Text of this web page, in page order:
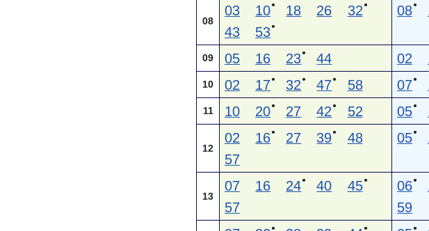
08
03 10● 18 26 32 ●
43 53●
08●
09 05 16 23● 44 02
10 02 17● 32 ● 47● 58 07●
11 10 20● 27 42 ● 52 05●
12
02 16● 27 39●
48
57
05●
13
07 16 24● 40 45 ●
57
06●
59
● ● ●